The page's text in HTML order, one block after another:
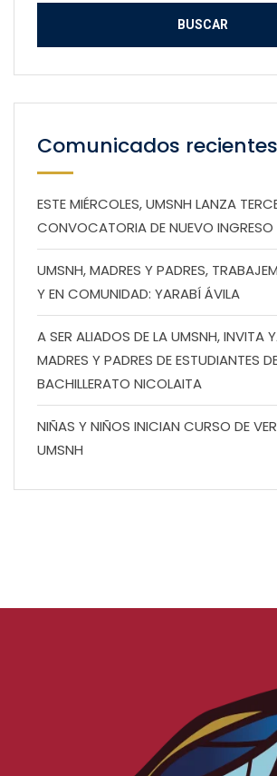
Comunicados recientes
ESTE MIÉRCOLES, UMSNH LANZA
CONVOCATORIA DE NUEVO INGRESO
UMSNH, MADRES Y PADRES,
Y EN COMUNIDAD: YARABÍ ÁVILA
A SER ALIADOS DE LA UMSNH, INVITA
MADRES Y PADRES DE ESTUDIANTES
BACHILLERATO NICOLAITA
NIÑAS Y NIÑOS INICIAN CURSO DE
UMSNH